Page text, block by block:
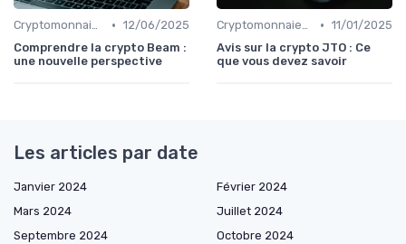
Cryptomonnaies populaires • 12/06/2025
Comprendre la crypto Beam :
une nouvelle perspective
Cryptomonnaies populaires • 11/01/2025
Avis sur la crypto JTO : Ce
que vous devez savoir
Les articles par date
Janvier 2024
Février 2024
Mars 2024
Juillet 2024
Septembre 2024
Octobre 2024